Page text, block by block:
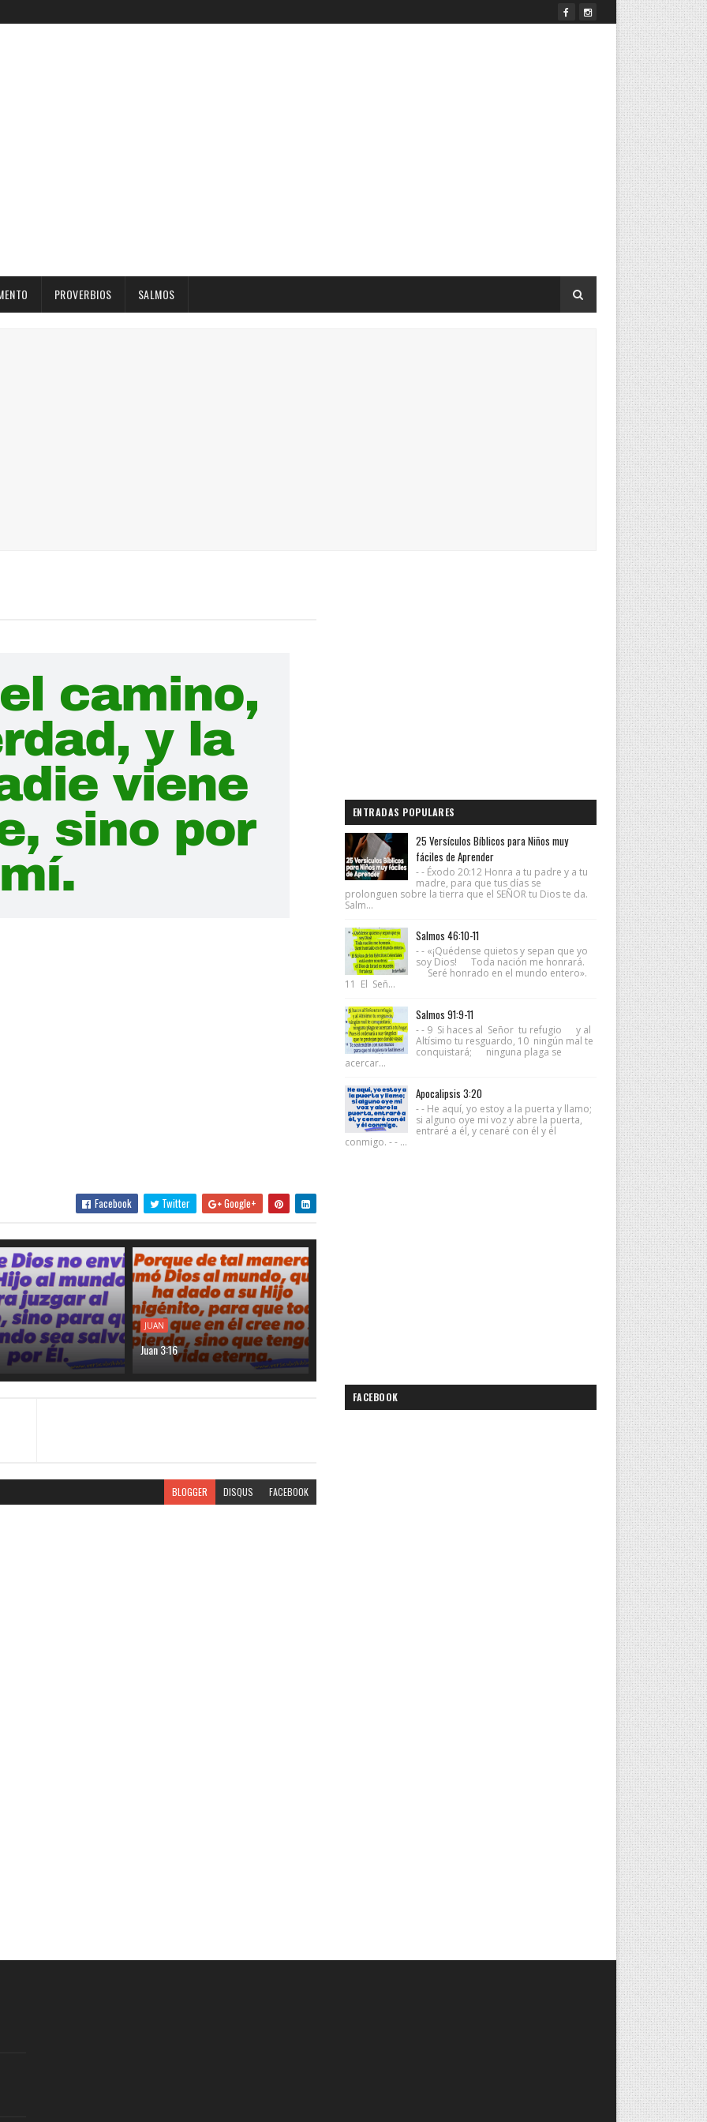
PROVERBIOS SALMOS
Facebook Twitter Google+
JUAN
Juan 3:16
BLOGGER DISQUS FACEBOOK
ENTRADAS POPULARES
25 Versículos Bíblicos para Niños muy
fáciles de Aprender
- - Éxodo 20:12 Honra a tu padre y a tu
madre, para que tus días se
prolonguen sobre la tierra que el SEÑOR tu Dios te da.
Salm...
Salmos 46:10-11
- - «¡Quédense quietos y sepan que yo
soy Dios! Toda nación me honrará.
Seré honrado en el mundo entero».
11 El Señ...
Salmos 91:9-11
- - 9 Si haces al Señor tu refugio y al
Altísimo tu resguardo, 10 ningún mal te
conquistará; ninguna plaga se
acercar...
Apocalipsis 3:20
- - He aquí, yo estoy a la puerta y llamo;
si alguno oye mi voz y abre la puerta,
entraré a él, y cenaré con él y él
conmigo. - - ...
FACEBOOK